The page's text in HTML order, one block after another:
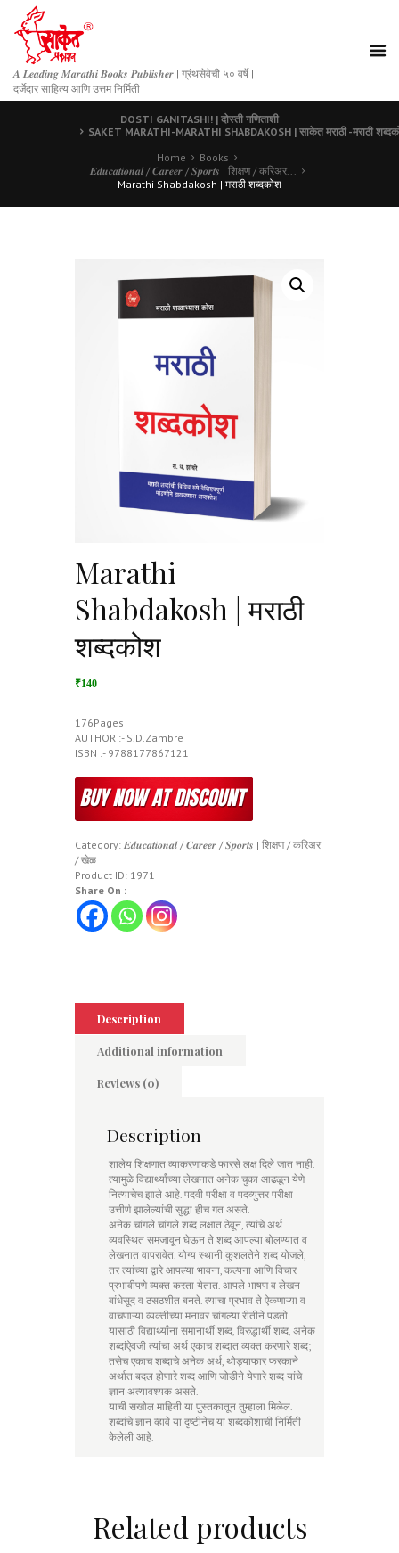
𝑨 𝑳𝒆𝒂𝒅𝒊𝒏𝒈 𝑴𝒂𝒓𝒂𝒕𝒉𝒊 𝑩𝒐𝒐𝒌𝒔 𝑷𝒖𝒃𝒍𝒊𝒔𝒉𝒆𝒓 | ग्रंथसेवेची ५० वर्षे |
दर्जेदार साहित्य आणि उत्तम निर्मिती
DOSTI GANITASHI! | दोस्ती गणिताशी
SAKET MARATHI-MARATHI SHABDAKOSH | साकेत मराठी -मराठी
Home
Books
𝑬𝒅𝒖𝒄𝒂𝒕𝒊𝒐𝒏𝒂𝒍 / 𝑪𝒂𝒓𝒆𝒆𝒓 / 𝑺𝒑𝒐𝒓𝒕𝒔 | शिक्षण / करिअर...
Marathi Shabdakosh | मराठी शब्दकोश
Marathi
Shabdakosh | मराठी
शब्दकोश
₹140
176Pages
AUTHOR :- S.D.Zambre
ISBN :- 9788177867121
Category: 𝑬𝒅𝒖𝒄𝒂𝒕𝒊𝒐𝒏𝒂𝒍 / 𝑪𝒂𝒓𝒆𝒆𝒓 / 𝑺𝒑𝒐𝒓𝒕𝒔 | शिक्षण / करिअर
/ खेळ
Product ID: 1971
Share On :
Description
Additional information
Reviews (0)
Description
शालेय शिक्षणात व्याकरणाकडे फारसे लक्ष दिले जात नाही.
त्यामुळे विद्यार्थ्यांच्या लेखनात अनेक चुका आढळून येणे
नित्याचेच झाले आहे. पदवी परीक्षा व पदव्युत्तर परीक्षा
उत्तीर्ण झालेल्यांची सुद्धा हीच गत असते.
अनेक चांगले चांगले शब्द लक्षात ठेवून, त्यांचे अर्थ
व्यवस्थित समजावून घेऊन ते शब्द आपल्या बोलण्यात व
लेखनात वापरावेत. योग्य स्थानी कुशलतेने शब्द योजले,
तर त्यांच्या द्वारे आपल्या भावना, कल्पना आणि विचार
प्रभावीपणे व्यक्त करता येतात. आपले भाषण व लेखन
बांधेसूद व ठसठशीत बनते. त्याचा प्रभाव ते ऐकणाऱ्या व
वाचणाऱ्या व्यक्तीच्या मनावर चांगल्या रीतीने पडतो.
यासाठी विद्यार्थ्यांना समानार्थी शब्द, विरुद्धार्थी शब्द, अनेक
शब्दांऐवजी त्यांचा अर्थ एकाच शब्दात व्यक्त करणारे शब्द;
तसेच एकाच शब्दाचे अनेक अर्थ, थोड्याफार फरकाने
अर्थात बदल होणारे शब्द आणि जोडीने येणारे शब्द यांचे
ज्ञान अत्यावश्यक असते.
याची सखोल माहिती या पुस्तकातून तुम्हाला मिळेल.
शब्दांचे ज्ञान व्हावे या दृष्टीनेच या शब्दकोशाची निर्मिती
केलेली आहे.
Related products